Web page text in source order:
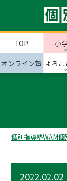
TOP 小
オンライン塾 よろ
個別指導塾WAM個
2022.02.02